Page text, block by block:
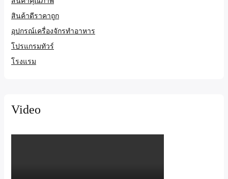
สินค้าดีราคาถูก
อุปกรณ์เครื่องจักรทำอาหาร
โปรแกรมทัวร์
โรงแรม
Video